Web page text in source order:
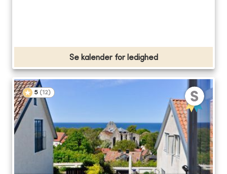
Se kalender for ledighed
5 (12)